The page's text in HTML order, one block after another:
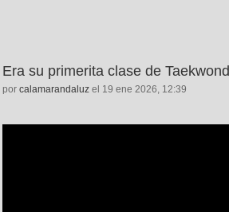
Era su primerita clase de
por calamarandaluz el 19 ene 2026, 12:39